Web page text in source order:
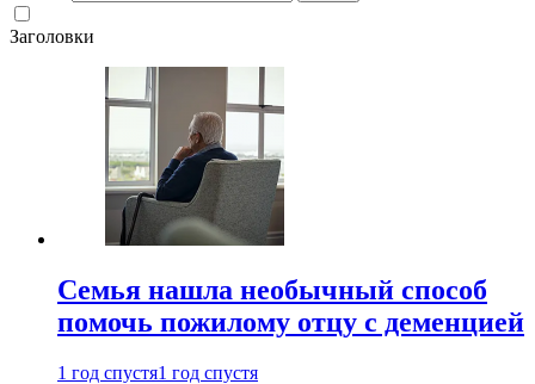
Заголовки
Семья нашла необычный способ
помочь пожилому отцу с деменцией
1 год спустя1 год спустя